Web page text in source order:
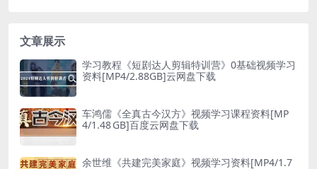
文章展示
学习教程《短剧达人剪辑特训营》0基础视频学习
资料[MP4/2.88GB]云网盘下载
车鸿儒《全真古今汉方》视频学习课程资料[MP
4/1.48 GB]百度云网盘下载
余世维《共建完美家庭》视频学习资料[MP4/1.7